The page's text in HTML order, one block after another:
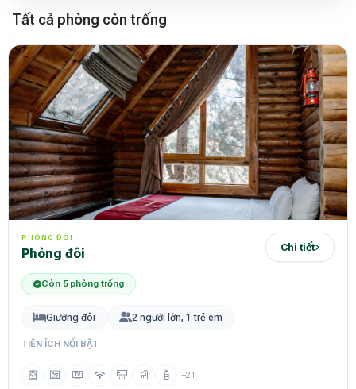
Tất cả phòng còn trống
PHÒNG ĐÔI
Phòng đôi Chi tiết
Còn 5 phòng trống
Giường đôi 2 người lớn, 1 trẻ em
TIỆN ÍCH NỔI BẬT
+21